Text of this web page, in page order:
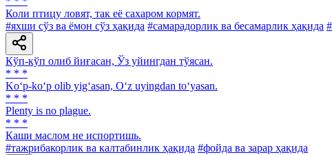
Коли птицу ловят, так её сахаром кормят.
#яхши сўз ва ёмон сўз ҳақида #самарадорлик ва бесамарлик ҳақида
Кўп-кўп олиб йиғасан, Ўз уйингдан тўясан.
* * *
Ko‘p-ko‘p olib yig‘asan, O‘z uyingdan to‘yasan.
* * *
Plenty is no plague.
* * *
Каши маслом не испортишь.
#тажрибакорлик ва калтабинлик ҳақида #фойда ва зарар ҳақида